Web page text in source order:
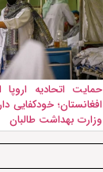
حمایت اتحادیه
افغانستان؛ خودکفایی
وزارت بهداشت طالبان